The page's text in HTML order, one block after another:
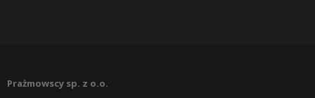
- Szkolne
Prażmowscy sp. z o.o.